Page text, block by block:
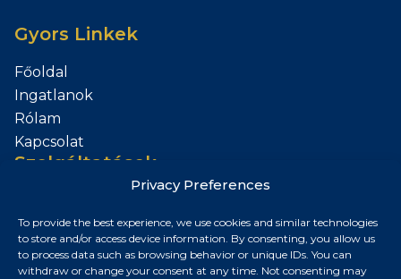
Privacy Preferences
To provide the best experience, we use cookies and similar technologies
to store and/or access device information. By consenting, you allow us
to process data such as browsing behavior or unique IDs. You can
withdraw or change your consent at any time. Not consenting may
Gyors Linkek
Főoldal
Ingatlanok
Rólam
Kapcsolat
Szolgáltatások
Kapcsolat
Budapest, Magyarország